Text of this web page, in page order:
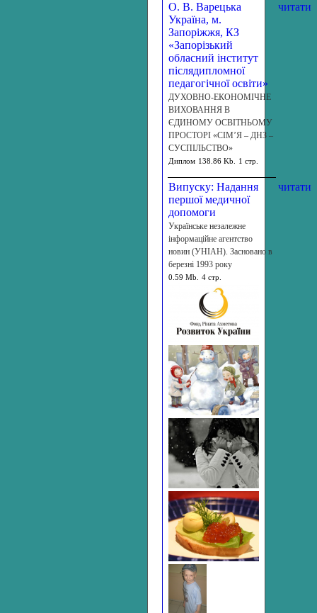
О. В. Варецька
Україна, м.
Запоріжжя, КЗ
«Запорізький
обласний інститут
післядипломної
педагогічної освіти»
ДУХОВНО-ЕКОНОМІЧНЕ
ВИХОВАННЯ В
ЄДИНОМУ ОСВІТНЬОМУ
ПРОСТОРІ «СІМ’Я – ДНЗ –
СУСПІЛЬСТВО»
Диплом 138.86 Kb. 1 стр.
читати
Випуску: Надання
першої медичної
допомоги
Українське незалежне
інформаційне агентство
новин (УНІАН). Засновано в
березні 1993 року
0.59 Mb. 4 стр.
читати